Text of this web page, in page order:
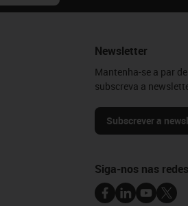
Newsletter
Mantenha-se a par
subscreva a
Subscrever a
Siga-nos nas